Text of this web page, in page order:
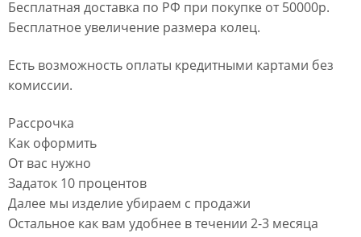
Бесплатная доставка по РФ при покупке от 50000р.
Бесплатное увеличение размера колец.
Есть возможность оплаты кредитными картами без
комиссии.
Рассрочка
Как оформить
От вас нужно
Задаток 10 процентов
Далее мы изделие убираем с продажи
Остальное как вам удобнее в течении 2-3 месяца